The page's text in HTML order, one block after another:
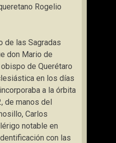
Rogelio
de las Sagradas
don Mario de
de Querétaro
en los días
a la órbita
de manos del
Carlos
notable en
con las